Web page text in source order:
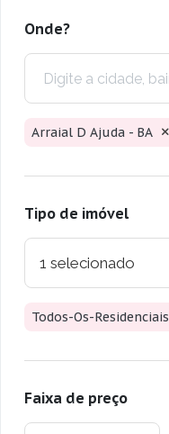
Onde?
Arraial D Ajuda - BA
Tipo de imóvel
1 selecionado
Todos-Os-Residenciais
Faixa de preço